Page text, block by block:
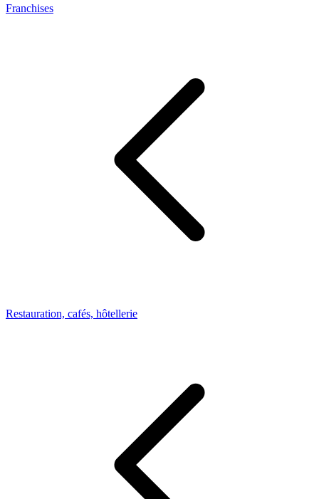
Franchises
Restauration, cafés, hôtellerie